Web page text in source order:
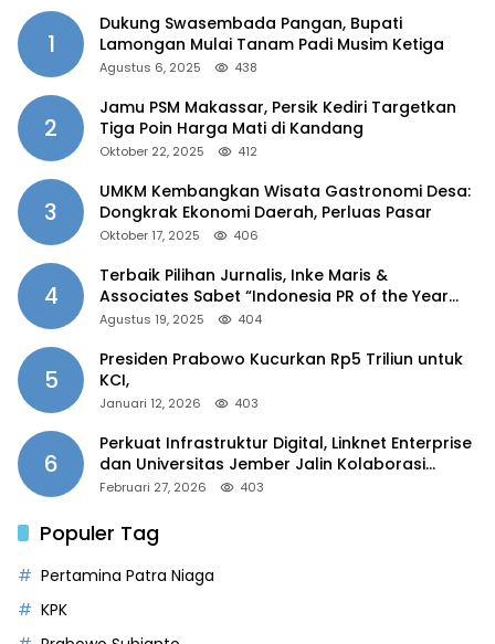
1
Dukung Swasembada Pangan, Bupati
Lamongan Mulai Tanam Padi Musim Ketiga
Agustus 6, 2025 438
2
Jamu PSM Makassar, Persik Kediri Targetkan
Tiga Poin Harga Mati di Kandang
Oktober 22, 2025 412
3
UMKM Kembangkan Wisata Gastronomi Desa:
Dongkrak Ekonomi Daerah, Perluas Pasar
Oktober 17, 2025 406
4
Terbaik Pilihan Jurnalis, Inke Maris &
Associates Sabet “Indonesia PR of the Year
2025”
Agustus 19, 2025 404
5
Presiden Prabowo Kucurkan Rp5 Triliun untuk
KCI,
Januari 12, 2026 403
6
Perkuat Infrastruktur Digital, Linknet Enterprise
dan Universitas Jember Jalin Kolaborasi
Smart Campus Berbasis AI
Februari 27, 2026 403
Populer Tag
Pertamina Patra Niaga
KPK